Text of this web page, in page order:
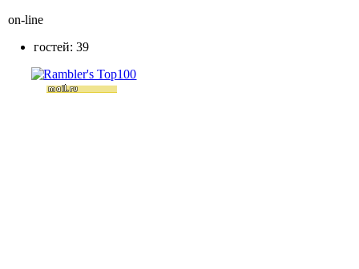
on-line
гостей: 39